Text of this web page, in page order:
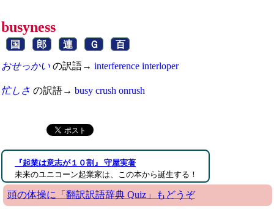
busyness
国 郎 連 Ｇ 百
おせっかい の訳語→ interference interloper
忙しさ の訳語→ busy crush onrush
『起業は意志が１０割』 守屋実著
未来のユニコーン起業家は、この本から誕生する！
頭の体操に「翻訳訳語辞典 Quiz」もどうぞ